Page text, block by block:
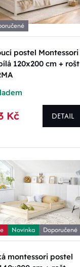
postel Montessori
120x200 cm + rošt
Kč DETAIL
Novinka Doporučené
montessori postel